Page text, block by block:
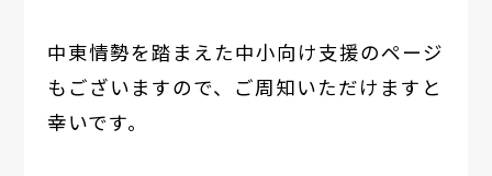
中東情勢を踏まえた中小向け支援のページ
もございますので、ご周知いただけますと
幸いです。